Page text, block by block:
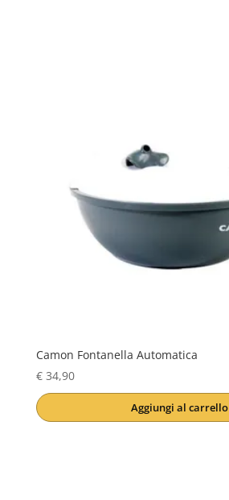
Camon Fontanella Automatica
€34,90
Aggiungi al carrello